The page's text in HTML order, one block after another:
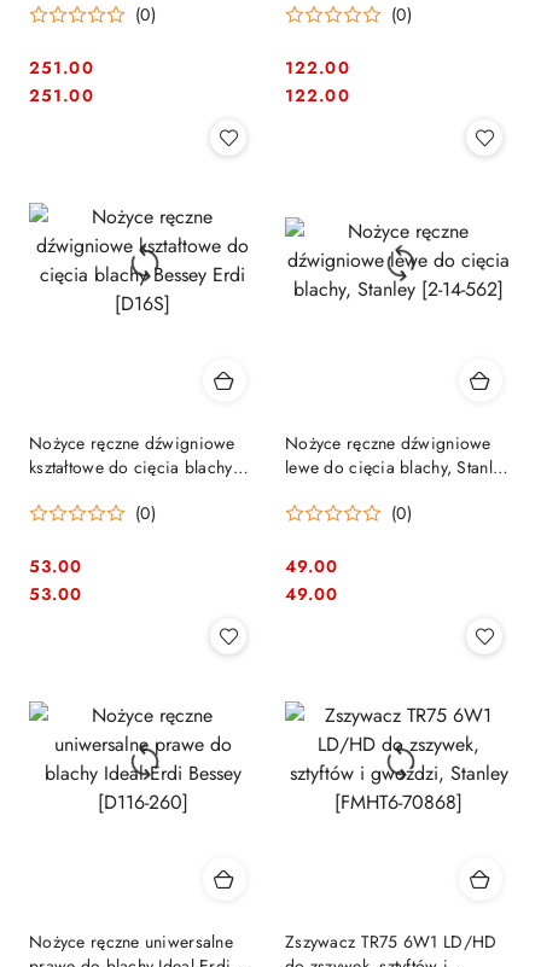
(0)
Cena:
251.00
Cena:
251.00
(0)
Cena:
122.00
Cena:
122.00
Nożyce ręczne dźwigniowe
kształtowe do cięcia blachy
(0)
Cena:
53.00
Cena:
53.00
Nożyce ręczne dźwigniowe
lewe do cięcia blachy, Stanley
(0)
Cena:
49.00
Cena:
49.00
Nożyce ręczne uniwersalne
Zszywacz TR75 6W1 LD/HD